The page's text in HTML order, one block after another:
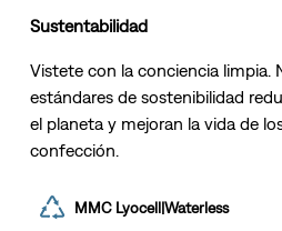
Sustentabilidad
Vistete con la conciencia limpia.
estándares de sostenibilidad
el planeta y mejoran la vida de
confección.
MMC Lyocell|Waterless